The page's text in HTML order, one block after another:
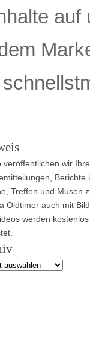
veröffentlichen wir Ihre
Berichte
Treffen und Musen
Oldtimer auch mit
werden kostenlos